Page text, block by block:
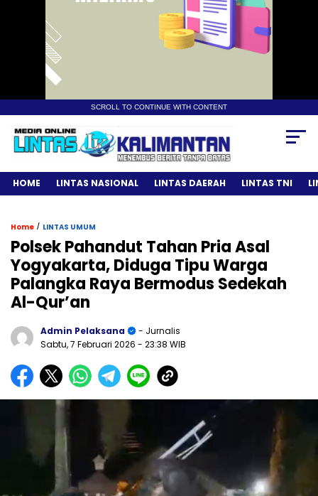
SCROLL TO CONTINUE WITH CONTENT
HOME LINTAS NASIONAL LINTAS DAERAH LINTAS TNI
Home / LINTAS UMUM
Polsek Pahandut Tahan Pria Asal
Yogyakarta, Diduga Tipu Warga
Palangka Raya Bermodus Sedekah
Al-Qur’an
Admin Pelaksana
- Jurnalis
Sabtu, 7 Februari 2026 - 23:38 WIB